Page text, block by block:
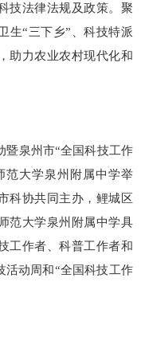
技法律法规及政策。聚
生“三下乡”、科技特派
助力农业农村现代化和
泉州市“全国科技工作
范大学泉州附属中学举
科协共同主办，鲤城区
范大学泉州附属中学具
工作者、科普工作者和
活动周和“全国科技工作